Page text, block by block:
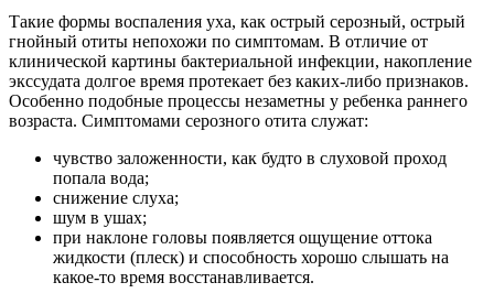
Такие формы воспаления уха, как острый серозный, острый
гнойный отиты непохожи по симптомам. В отличие от
клинической картины бактериальной инфекции, накопление
экссудата долгое время протекает без каких-либо признаков.
Особенно подобные процессы незаметны у ребенка раннего
возраста. Симптомами серозного отита служат:
чувство заложенности, как будто в слуховой проход
попала вода;
снижение слуха;
шум в ушах;
при наклоне головы появляется ощущение оттока
жидкости (плеск) и способность хорошо слышать на
какое-то время восстанавливается.